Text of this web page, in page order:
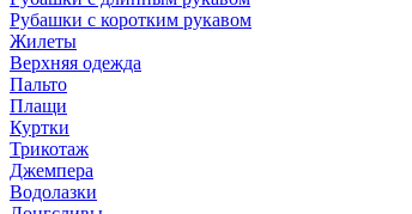
Рубашки с коротким рукавом
Жилеты
Верхняя одежда
Пальто
Плащи
Куртки
Трикотаж
Джемпера
Водолазки